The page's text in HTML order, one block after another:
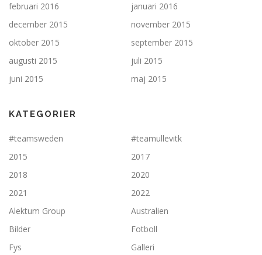
februari 2016
januari 2016
december 2015
november 2015
oktober 2015
september 2015
augusti 2015
juli 2015
juni 2015
maj 2015
KATEGORIER
#teamsweden
#teamullevitk
2015
2017
2018
2020
2021
2022
Alektum Group
Australien
Bilder
Fotboll
Fys
Galleri